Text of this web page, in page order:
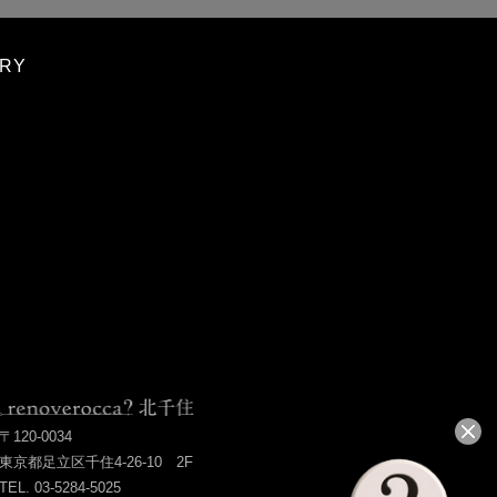
〒120-0034
東京都足立区千住4-26-10 2F
TEL. 03-5284-5025